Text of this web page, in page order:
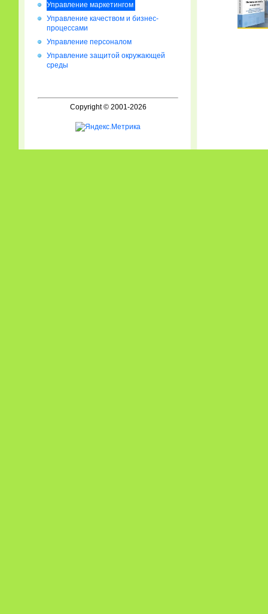
Управление маркетингом
Управление качеством и бизнес-
процессами
Управление персоналом
Управление защитой окружающей
среды
Copyright © 2001-2026